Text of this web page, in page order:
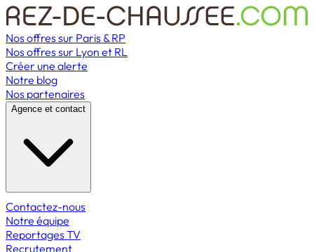
Nos offres sur Paris & RP
Nos offres sur Lyon et RL
Créer une alerte
Notre blog
Nos partenaires
Agence et contact
Contactez-nous
Notre équipe
Reportages TV
Recrutement